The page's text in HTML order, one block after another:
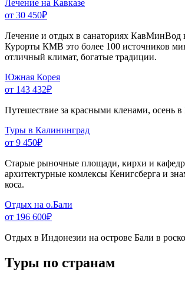
Лечение на Кавказе
от 30 450₽
Лечение и отдых в санаториях КавМинВод
Курорты КМВ это более 100 источников
отличный климат, богатые традиции.
Южная Корея
от 143 432₽
Путешествие за красными кленами, осень
Туры в Калининград
от 9 450₽
Старые рыночные площади, кирхи и
архитектурные комлексы Кенигсберга и
коса.
Отдых на о.Бали
от 196 600₽
Отдых в Индонезии на острове Бали в
Туры по странам